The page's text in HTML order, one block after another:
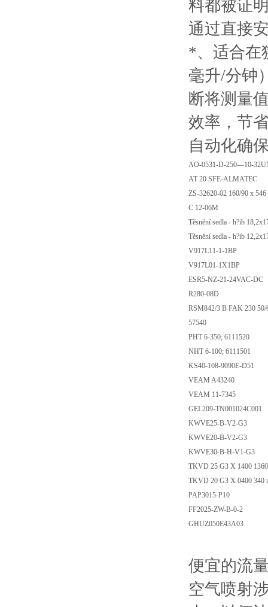
料都被证
通过直接
*、适合在
毫升/分钟
断将测量
效率，节
自动化确
AO-0531-D-250—10-
AT 20 SFE-ALMATEC
ZS-32620-02 160/90 x
C.12-06M
Těsnění sedla - h?ib
Těsnění sedla - h?ib
V917L11-1-1BP
V917L01-1X1BP
ESR5-NZ-21-24VAC-DC
R280-08D
RSM842/3 B FAK 230 50/
57540
PHT 6-350; 6111520
NHT 6-100; 6111501
KS40-108-9090E-D51
VEAM A43240
VEAM 11-7345
GEL209-TN001024C001
KWVE25-B-V2-G3
KWVE20-B-V2-G3
KWVE30-B-H-V1-G3
TKVD 25 G3 X 1400
TKVD 20 G3 X 0400 340
PAP3015-P10
FF2025-ZW-B-0-2
GHUZ050E43A03
便宜的流
空气喷射